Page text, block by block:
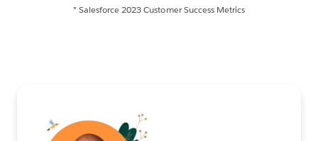
* Salesforce 2023 Customer Success Metrics